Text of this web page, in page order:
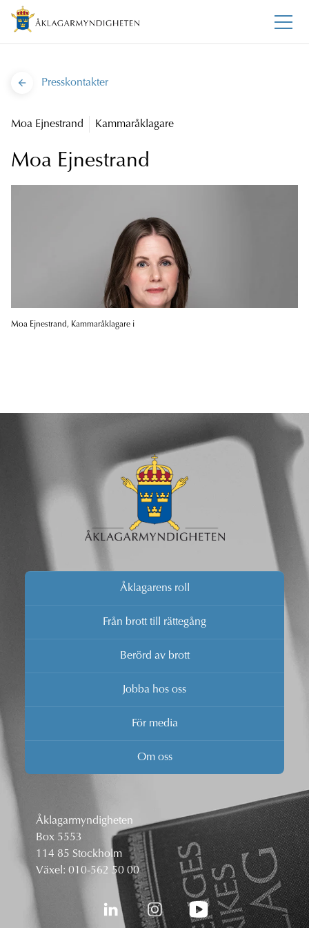
Presskontakter
Moa Ejnestrand Kammaråklagare
Moa Ejnestrand
Moa Ejnestrand, Kammaråklagare i
Åklagarens roll
Från brott till rättegång
Berörd av brott
Jobba hos oss
För media
Om oss
Åklagarmyndigheten
Box 5553
114 85 Stockholm
Växel: 010-562 50 00